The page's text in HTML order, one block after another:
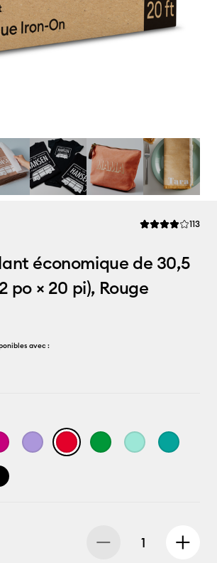
La note 113
économique de 30,5
po × 20 pi), Rouge
avec :